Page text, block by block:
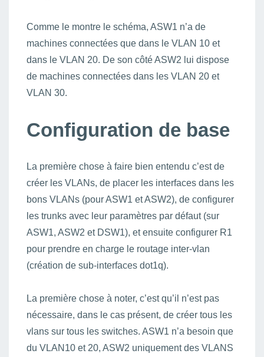
Comme le montre le schéma, ASW1 n’a de
machines connectées que dans le VLAN 10 et
dans le VLAN 20. De son côté ASW2 lui dispose
de machines connectées dans les VLAN 20 et
VLAN 30.
Configuration de base
La première chose à faire bien entendu c’est de
créer les VLANs, de placer les interfaces dans les
bons VLANs (pour ASW1 et ASW2), de configurer
les trunks avec leur paramètres par défaut (sur
ASW1, ASW2 et DSW1), et ensuite configurer R1
pour prendre en charge le routage inter-vlan
(création de sub-interfaces dot1q).
La première chose à noter, c’est qu’il n’est pas
nécessaire, dans le cas présent, de créer tous les
vlans sur tous les switches. ASW1 n’a besoin que
du VLAN10 et 20, ASW2 uniquement des VLANS